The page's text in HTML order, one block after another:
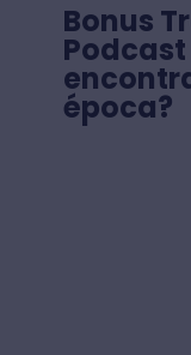
Bonus
Podcast
época?